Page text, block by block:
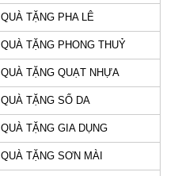
QUÀ TẶNG PHA LÊ
QUÀ TẶNG PHONG THUỶ
QUÀ TẶNG QUẠT NHỰA
QUÀ TẶNG SỔ DA
QUÀ TẶNG GIA DỤNG
QUÀ TẶNG SƠN MÀI